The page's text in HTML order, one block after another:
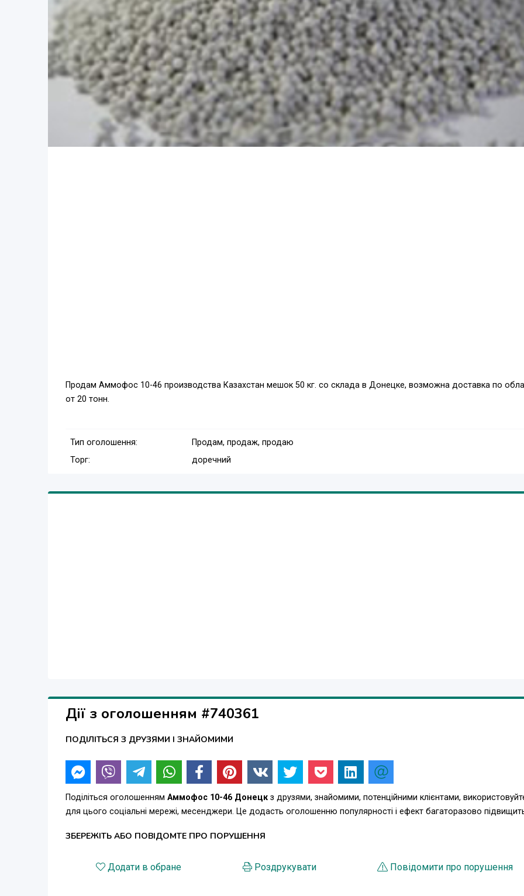
Продам Аммофос 10-46 производства Казахстан мешок 50 кг. со склада в Донецке, возможна доставка по
от 20 тонн.
Тип оголошення:
Продам, продаж, продаю
Торг:
доречний
Дії з оголошенням #740361
ПОДІЛІТЬСЯ З ДРУЗЯМИ І ЗНАЙОМИМИ
Поділіться оголошенням Аммофос 10-46 Донецк з друзями, знайомими, потенційними клієнтами,
для цього соціальні мережі, месенджери. Це додасть оголошенню популярності і ефект багаторазово
ЗБЕРЕЖІТЬ АБО ПОВІДОМТЕ ПРО ПОРУШЕННЯ
Додати в обране Роздрукувати Повідомити про порушення